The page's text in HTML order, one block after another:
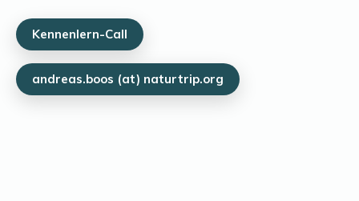
Kennenlern-Call
andreas.boos (at) naturtrip.org